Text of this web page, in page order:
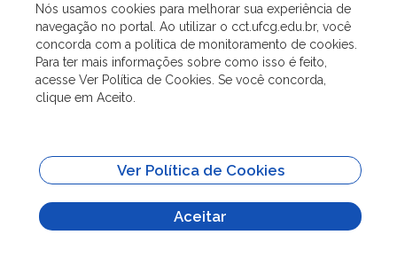
ASSUNTOS
ACESSO À INFORMAÇÃO
SITES IMPORTANTES
Nós usamos cookies para melhorar sua experiência de
navegação no portal. Ao utilizar o cct.ufcg.edu.br, você
concorda com a política de monitoramento de cookies.
Para ter mais informações sobre como isso é feito,
acesse Ver Política de Cookies. Se você concorda,
clique em Aceito.
Ver Política de Cookies
Aceitar